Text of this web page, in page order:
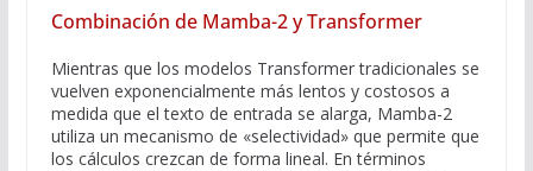
Combinación de Mamba-2 y Transformer
Mientras que los modelos Transformer tradicionales se
vuelven exponencialmente más lentos y costosos a
medida que el texto de entrada se alarga, Mamba-2
utiliza un mecanismo de «selectividad» que permite que
los cálculos crezcan de forma lineal. En términos